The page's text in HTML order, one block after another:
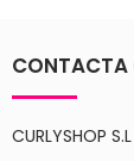
CONTACTA
CURLYSHOP S.L